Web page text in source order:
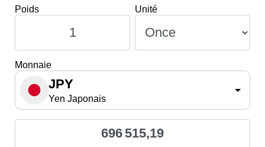
Poids Unité
Monnaie
JPY
Yen Japonais
696 515,19